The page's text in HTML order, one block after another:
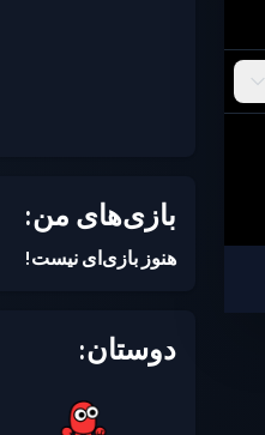
بازی‌های من:
هنوز بازی‌ای نیست!
دوستان: